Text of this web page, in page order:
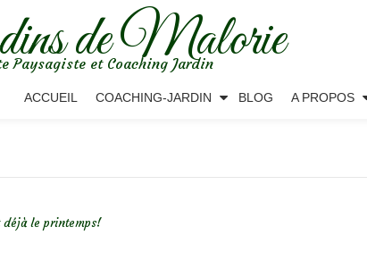
de Malorie
Paysagiste et Coaching Jardin
ACCUEIL COACHING-JARDIN BLOG A PROPOS
déjà le printemps!